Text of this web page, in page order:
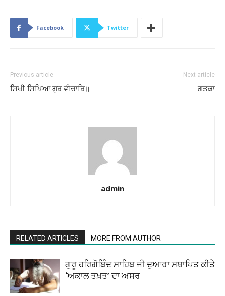
Facebook Twitter
Previous article
ਸਿਖੀ ਸਿਖਿਆ ਗੁਰ ਵੀਚਾਰਿ॥
Next article
ਗਤਕਾ
admin
RELATED ARTICLES MORE FROM AUTHOR
ਗੁਰੂ ਹਰਿਗੋਬਿੰਦ ਸਾਹਿਬ ਜੀ ਦੁਆਰਾ ਸਥਾਪਿਤ ਕੀਤੇ
‘ਅਕਾਲ ਤਖ਼ਤ’ ਦਾ ਅਸਰ